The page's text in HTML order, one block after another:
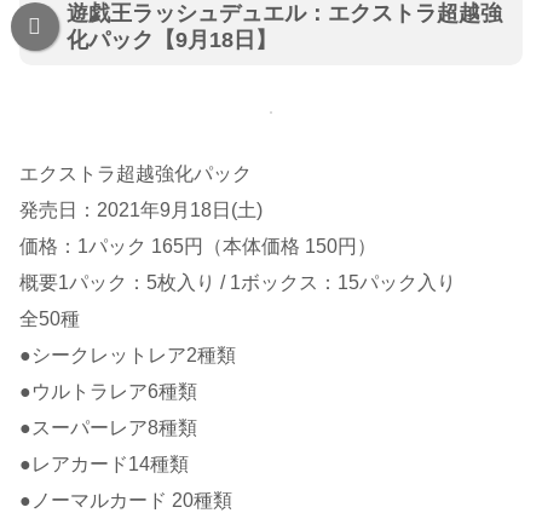
遊戯王ラッシュデュエル：エクストラ超越強
化パック【9月18日】
エクストラ超越強化パック
発売日：2021年9月18日(土)
価格：1パック 165円（本体価格 150円）
概要1パック：5枚入り / 1ボックス：15パック入り
全50種
●シークレットレア2種類
●ウルトラレア6種類
●スーパーレア8種類
●レアカード14種類
●ノーマルカード 20種類